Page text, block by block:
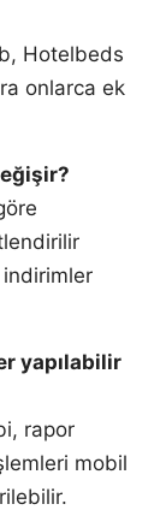
Hotelbeds
onlarca ek
yapılabilir
rapor
mobil